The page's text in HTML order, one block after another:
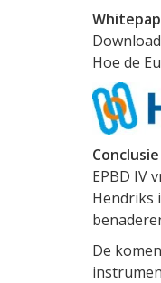
Download
Hoe de
Conclusie
EPBD IV
Hendriks
De